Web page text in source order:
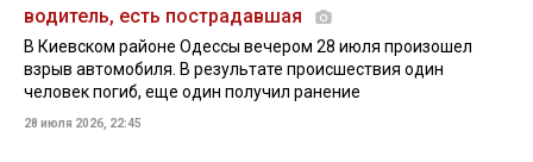
водитель, есть пострадавшая
В Киевском районе Одессы вечером 28 июля произошел
взрыв автомобиля. В результате происшествия один
человек погиб, еще один получил ранение
28 июля 2026, 22:45